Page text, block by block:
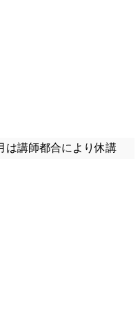
は講師都合により休講